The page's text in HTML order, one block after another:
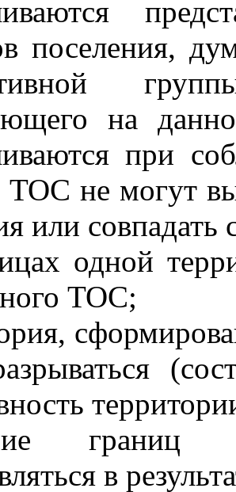
поселения,
на
при
не могут
или совпадать
одной
ТОС;
в